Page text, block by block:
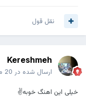
نقل قول
Kereshmeh
ارسال شده در 20 مهر، 2022
خیلی این اهنگ خوبه✌